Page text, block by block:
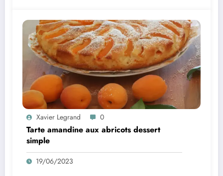
Xavier Legrand 0
Tarte amandine aux abricots dessert
simple
19/06/2023